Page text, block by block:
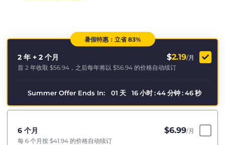
暑假特惠：立省 83%
2 年 + 2 个月 $2.19/月
首 2 年收取 $56.94 ，之后每年将以 $56.94 的价格自动续订
Summer Offer Ends In: 01 天 16小时:44分钟:46秒
6 个月 $6.99/月
每 6 个月按 $41.94 的价格自动续订